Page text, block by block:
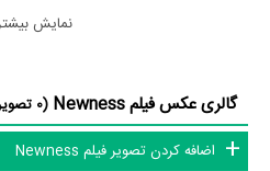
بازیگران فیلم Newness چه کسانی هستند؟ در Newness بازیگرانی چون
نیکولاس هولتدر نقش Martin Hallock،Laia Costa
Silva،
دنی هوستوندر نقش Larry Bejerano،
نمایش
گالری عکس فیلم Newness
(0 تصویر)
اضافه کردن تصویر فیلم Newness